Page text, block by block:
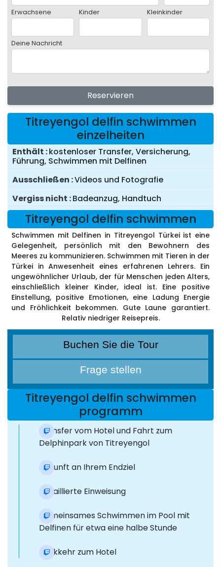
Erwachsene Kinder Kleinkinder
Deine Nachricht
Reservieren
Titreyengol delfin schwimmen
einzelheiten
Enthält kostenloser Transfer, Versicherung,
Führung, Schwimmen mit Delfinen
Ausschließen Videos und Fotografie
Vergiss nicht Badeanzug, Handtuch
Titreyengol delfin schwimmen
Schwimmen mit Delfinen in Titreyengol Türkei ist eine
Gelegenheit, persönlich mit den Bewohnern des
Meeres zu kommunizieren. Schwimmen mit Tieren in der
Türkei in Anwesenheit eines erfahrenen Lehrers. Ein
ungewöhnlicher Urlaub, der für Menschen jeden Alters,
einschließlich kleiner Kinder, ideal ist. Eine positive
Einstellung, positive Emotionen, eine Ladung Energie
und Fröhlichkeit bekommen. Gute Laune garantiert.
Relativ niedriger Reisepreis.
Buchen Sie die Tour
Frage stellen
Titreyengol delfin schwimmen
programm
Transfer vom Hotel und Fahrt zum
Delphinpark von Titreyengol
Ankunft an Ihrem Endziel
Detaillierte Einweisung
Gemeinsames Schwimmen im Pool mit
Delfinen für etwa eine halbe Stunde
Rückkehr zum Hotel